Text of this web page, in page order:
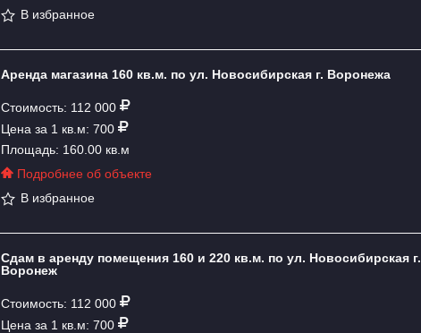
В избранное
Аренда магазина 160 кв.м. по ул. Новосибирская г. Воронежа
Стоимость: 112 000
Цена за 1 кв.м: 700
Площадь: 160.00 кв.м
Подробнее об объекте
В избранное
Сдам в аренду помещения 160 и 220 кв.м. по ул. Новосибирская г.
Воронеж
Стоимость: 112 000
Цена за 1 кв.м: 700